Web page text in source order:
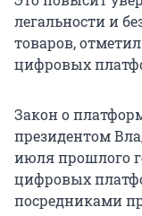
легальности и
товаров,
цифровых
Закон о
президентом
июля прошлого
цифровых
посредниками